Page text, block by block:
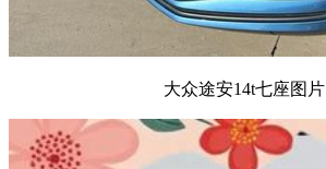
大众途安14t七座图片